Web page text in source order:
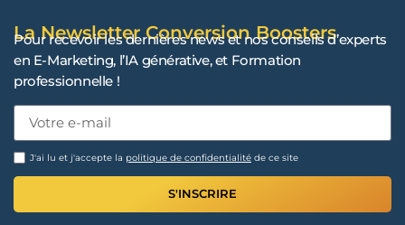
La Newsletter Conversion Boosters
Pour recevoir les dernières news et nos conseils d’experts
en E-Marketing, l’IA générative, et Formation
professionnelle !
J'ai lu et j'accepte la politique de confidentialité de ce site
S'INSCRIRE